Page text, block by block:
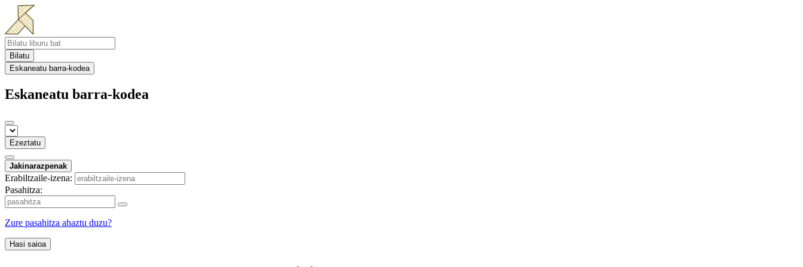
Bilatu
Eskaneatu barra-kodea
Eskaneatu barra-kodea
Ezeztatu
Jakinarazpenak
Erabiltzaile-izena:
Pasahitza:
Zure pasahitza ahaztu duzu?
Hasi saioa